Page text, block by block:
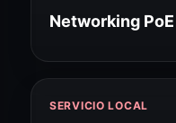
Networking PoE
SERVICIO LOCAL